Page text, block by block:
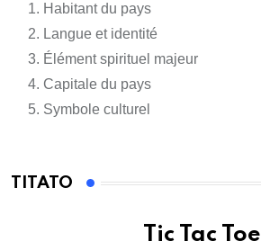
Habitant du pays
Langue et identité
Élément spirituel majeur
Capitale du pays
Symbole culturel
TITATO
Tic Tac Toe